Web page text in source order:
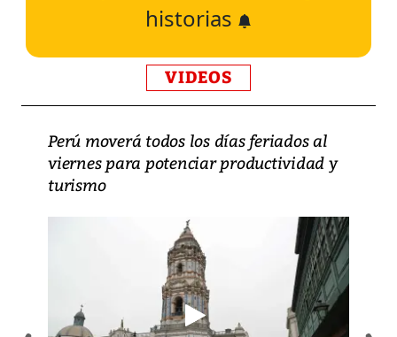
historias
VIDEOS
Perú moverá todos los días feriados al
viernes para potenciar productividad y
turismo